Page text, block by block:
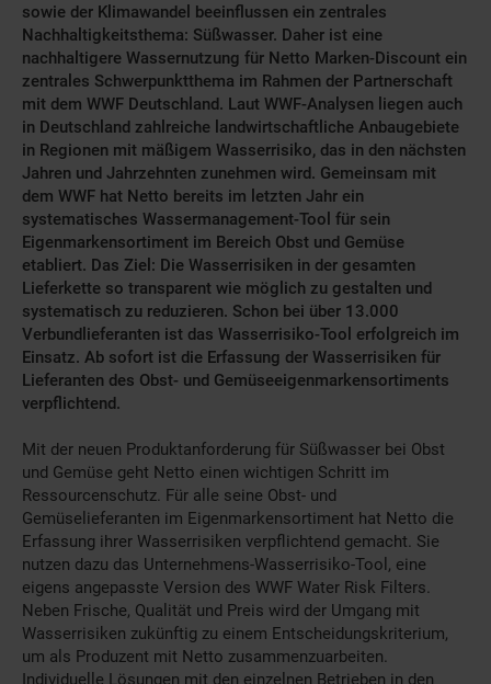
sowie der Klimawandel beeinflussen ein zentrales
Nachhaltigkeitsthema: Süßwasser. Daher ist eine
nachhaltigere Wassernutzung für Netto Marken-Discount ein
zentrales Schwerpunktthema im Rahmen der Partnerschaft
mit dem WWF Deutschland. Laut WWF-Analysen liegen auch
in Deutschland zahlreiche landwirtschaftliche Anbaugebiete
in Regionen mit mäßigem Wasserrisiko, das in den nächsten
Jahren und Jahrzehnten zunehmen wird. Gemeinsam mit
dem WWF hat Netto bereits im letzten Jahr ein
systematisches Wassermanagement-Tool für sein
Eigenmarkensortiment im Bereich Obst und Gemüse
etabliert. Das Ziel: Die Wasserrisiken in der gesamten
Lieferkette so transparent wie möglich zu gestalten und
systematisch zu reduzieren. Schon bei über 13.000
Verbundlieferanten ist das Wasserrisiko-Tool erfolgreich im
Einsatz. Ab sofort ist die Erfassung der Wasserrisiken für
Lieferanten des Obst- und Gemüseeigenmarkensortiments
verpflichtend.
Mit der neuen Produktanforderung für Süßwasser bei Obst
und Gemüse geht Netto einen wichtigen Schritt im
Ressourcenschutz. Für alle seine Obst- und
Gemüselieferanten im Eigenmarkensortiment hat Netto die
Erfassung ihrer Wasserrisiken verpflichtend gemacht. Sie
nutzen dazu das Unternehmens-Wasserrisiko-Tool, eine
eigens angepasste Version des WWF Water Risk Filters.
Neben Frische, Qualität und Preis wird der Umgang mit
Wasserrisiken zukünftig zu einem Entscheidungskriterium,
um als Produzent mit Netto zusammenzuarbeiten.
Individuelle Lösungen mit den einzelnen Betrieben in den